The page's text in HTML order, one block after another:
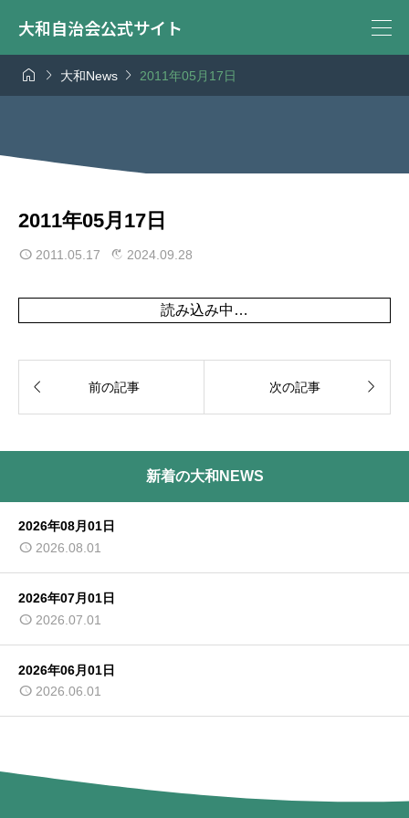
大和自治会公式サイト
  大和News  2011年05月17日
2011年05月17日
2011.05.17 2024.09.28
読み込み中…
 前の記事 次の記事 
新着の大和NEWS
2026年08月01日
2026.08.01
2026年07月01日
2026.07.01
2026年06月01日
2026.06.01